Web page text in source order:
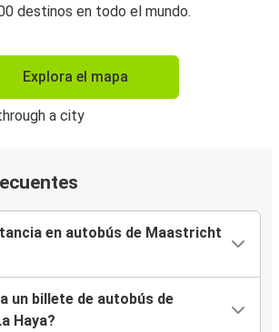
destinos en todo el mundo.
Explora el mapa
en autobús de Maastricht
un billete de autobús de
Haya?